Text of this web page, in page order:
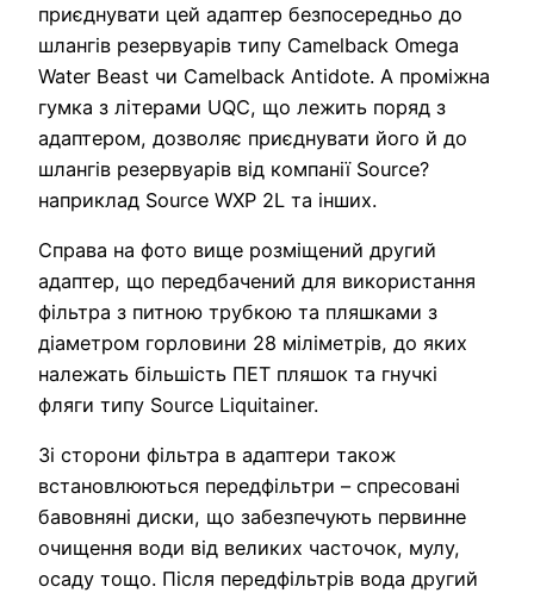
приєднувати цей адаптер безпосередньо до
шлангів резервуарів типу Camelback Omega
Water Beast чи Camelback Antidote. А проміжна
гумка з літерами UQC, що лежить поряд з
адаптером, дозволяє приєднувати його й до
шлангів резервуарів від компанії Source?
наприклад Source WXP 2L та інших.
Справа на фото вище розміщений другий
адаптер, що передбачений для використання
фільтра з питною трубкою та пляшками з
діаметром горловини 28 міліметрів, до яких
належать більшість ПЕТ пляшок та гнучкі
фляги типу Source Liquitainer.
Зі сторони фільтра в адаптери також
встановлюються передфільтри – спресовані
бавовняні диски, що забезпечують первинне
очищення води від великих часточок, мулу,
осаду тощо. Після передфільтрів вода другий